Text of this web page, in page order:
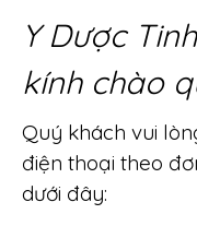
Y Dược
kính chào
Quý khách vui
điện thoại theo
dưới đây: